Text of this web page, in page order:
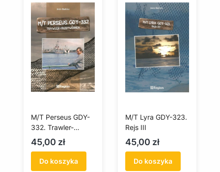
M/T Perseus GDY-
332. Trawler-
Przetwórnia
Cena
45,00 zł
Do koszyka
M/T Lyra GDY-323.
Rejs III
Cena
45,00 zł
Do koszyka